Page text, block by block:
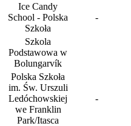
Ice Candy
School - Polska
Szkoła
-
Szkola
Podstawowa w
Bolungarvík
Polska Szkoła
im. Św. Urszuli
Ledóchowskiej
we Franklin
Park/Itasca
-